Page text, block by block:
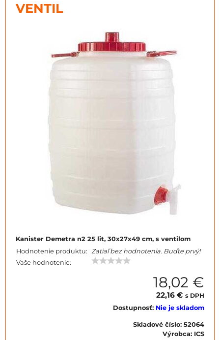
VENTIL
Kanister Demetra n2 25 lit, 30x27x49 cm, s ventilom
Hodnotenie produktu: Zatiaľ bez hodnotenia. Buďte prvý!
Vaše hodnotenie:
18,02 €
22,16 € s DPH
Dostupnosť: Nie je skladom
Skladové číslo: 52064
Výrobca: ICS